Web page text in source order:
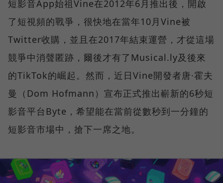
短影音App始祖Vine在2012年6月推出後，開啟
了短視頻的戰爭，很快地在當年10月Vine被
Twitter收購，並且在2017年結束運營，才從這場
競爭中消聲匿跡，爾後才有了Musical.ly及後來
的TikTok的崛起。然而，近日Vine開發者唐·霍夫
曼（Dom Hofmann）宣布正式推出嶄新的6秒短
影音平台Byte，希望能在當前從數秒到一分鐘的
短影音市場中，搶下一席之地。